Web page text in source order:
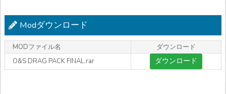
Modダウンロード
MODファイル名
ダウンロード
O&S DRAG PACK FINAL.rar
ダウンロード